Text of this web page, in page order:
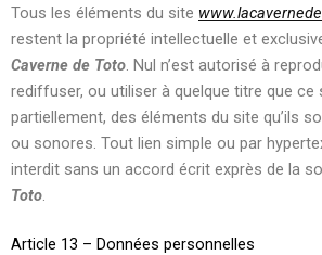
Tous les éléments du site
restent la propriété intellectuelle et
Caverne de Toto. Nul n’est autorisé à
rediffuser, ou utiliser à quelque titre que ce
partiellement, des éléments du site qu’ils
ou sonores. Tout lien simple ou par
interdit sans un accord écrit exprès de la
Toto.
Article 13 – Données personnelles